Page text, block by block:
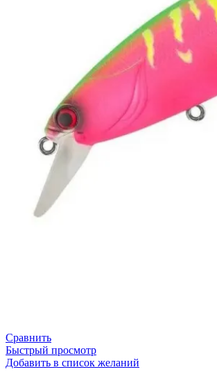
Сравнить
Быстрый просмотр
Добавить в список желаний